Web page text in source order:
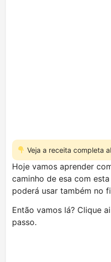
Veja a receita completa
Hoje vamos aprender
caminho de esa com
poderá usar também no
Então vamos lá? Clique
passo.